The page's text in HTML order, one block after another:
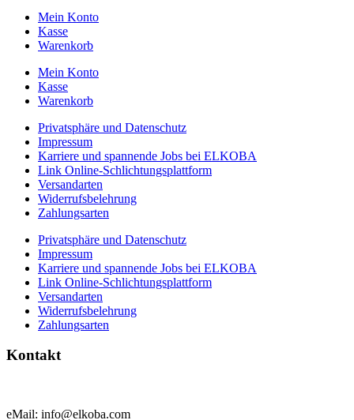
Mein Konto
Kasse
Warenkorb
Mein Konto
Kasse
Warenkorb
Privatsphäre und Datenschutz
Impressum
Karriere und spannende Jobs bei ELKOBA
Link Online-Schlichtungsplattform
Versandarten
Widerrufsbelehrung
Zahlungsarten
Privatsphäre und Datenschutz
Impressum
Karriere und spannende Jobs bei ELKOBA
Link Online-Schlichtungsplattform
Versandarten
Widerrufsbelehrung
Zahlungsarten
Kontakt
eMail: info@elkoba.com